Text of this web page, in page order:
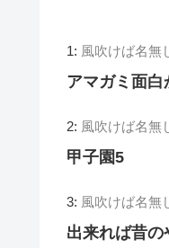
1: 風吹けば名無
アマガミ面白
2: 風吹けば名無
甲子園5
3: 風吹けば名無
出来れば昔の